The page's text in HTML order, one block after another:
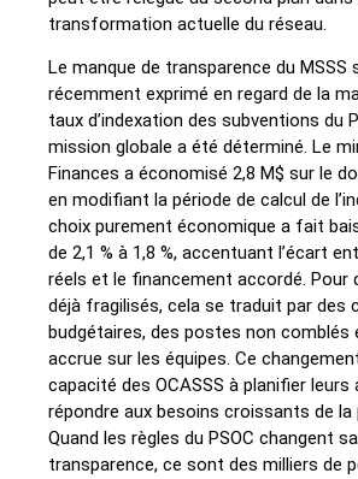
transformation actuelle du réseau.
Le manque de transparence du MSSS
récemment exprimé en regard de la
taux d’indexation des subventions du
mission globale a été déterminé. Le
Finances a économisé 2,8 M$ sur le
en modifiant la période de calcul de
choix purement économique a fait
de 2,1 % à 1,8 %, accentuant l’écart
réels et le financement accordé. Pour
déjà fragilisés, cela se traduit par des
budgétaires, des postes non comblés
accrue sur les équipes. Ce
capacité des OCASSS à planifier
répondre aux besoins croissants de la
Quand les règles du PSOC changent
transparence, ce sont des milliers de